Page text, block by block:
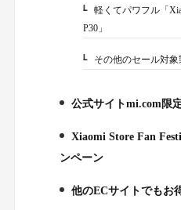
1-1-6.軽くてパワフル「
P30」
1-2.その他のセール対象
公式サイトmi.com限
3.
Xiaomi Store Fan
ンペーン
他のECサイトでもお